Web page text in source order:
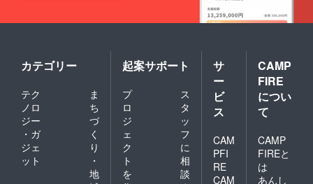
カテゴリー
テク
ノロ
ジー
・ガ
ジェ
ット
ま
ち
づ
く
り
・
地
起案サポート
プ
ロ
ジ
ェ
ク
ト
を
ス
タ
ッ
フ
に
相
談
サ
ー
ビ
ス
CAM
PFI
RE
CAM
CAMP
FIRE
につい
て
CAMP
FIREと
は
あんし